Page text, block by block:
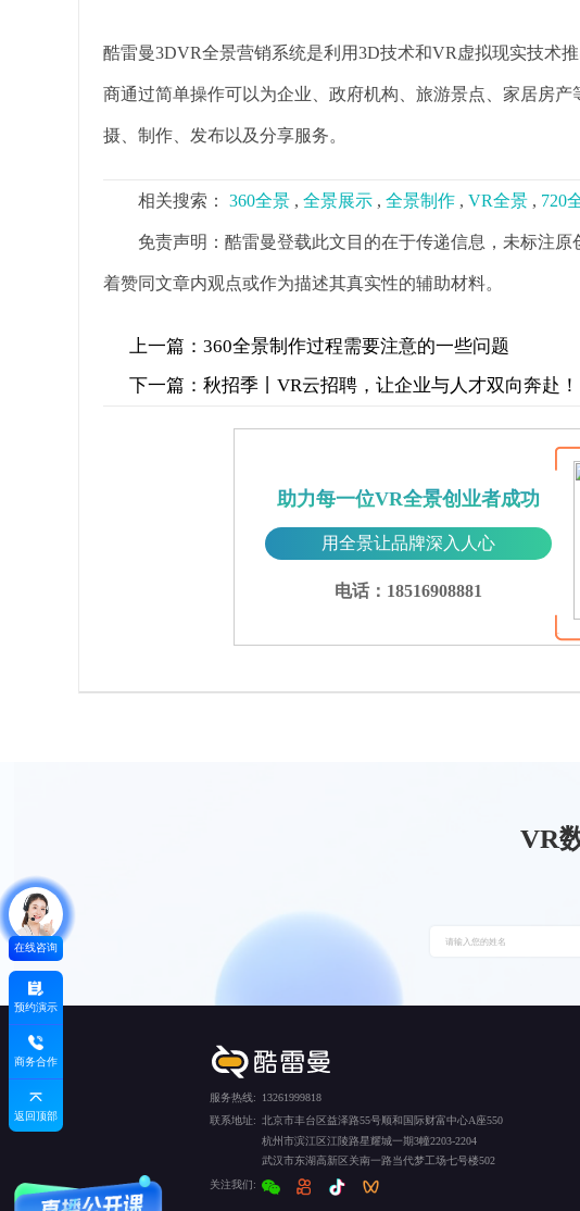
酷雷曼3DVR全景营销系统是利用3D技术和VR虚拟现实技术
商通过简单操作可以为企业、政府机构、旅游景点、家居房
摄、制作、发布以及分享服务。
相关搜索： 360全景 , 全景展示 , 全景制作 , VR全景 , 720
免责声明：酷雷曼登载此文目的在于传递信息，未标注
着赞同文章内观点或作为描述其真实性的辅助材料。
上一篇： 360全景制作过程需要注意的一些问题
下一篇： 秋招季丨VR云招聘，让企业与人才双向奔赴！
助力每一位VR全景创业者成功
用全景让品牌深入人心
电话：18516908881
在线咨询
预约演示
商务合作
返回顶部
VR
服务热线:
13261999818
联系地址: 北京市丰台区益泽路55号顺和国际财富中心A座550
杭州市滨江区江陵路星耀城一期3幢2203-2204
武汉市东湖高新区关南一路当代梦工场七号楼502
关注我们: